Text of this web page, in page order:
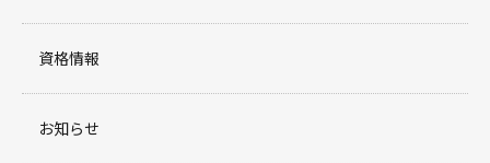
資格情報
お知らせ